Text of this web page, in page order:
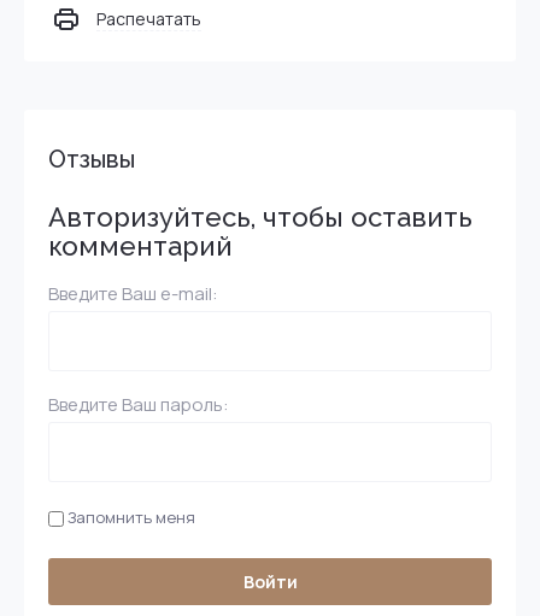
Распечатать
Отзывы
Авторизуйтесь, чтобы оставить
комментарий
Введите Ваш e-mail:
Введите Ваш пароль:
Запомнить меня
Войти